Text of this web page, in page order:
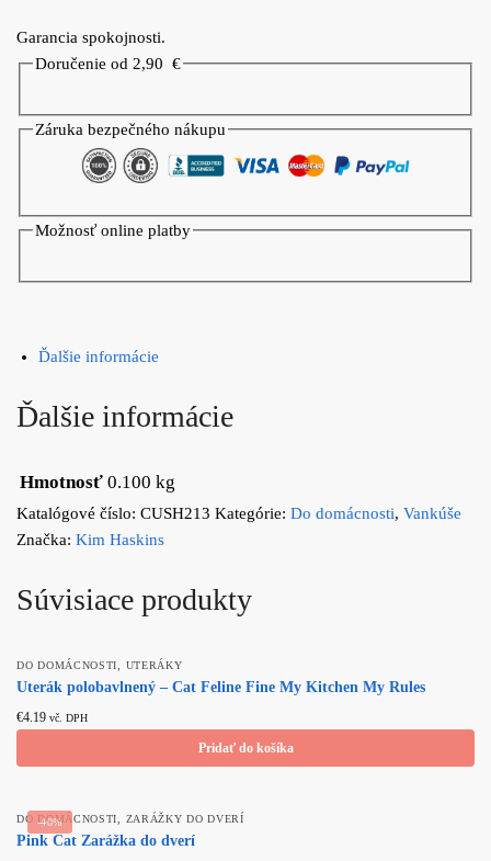
Garancia spokojnosti.
Doručenie od 2,90€
Záruka bezpečného nákupu
Možnosť online platby
Ďalšie informácie
Ďalšie informácie
Hmotnosť 0.100 kg
Katalógové číslo: CUSH213 Kategórie: Do domácnosti, Vankúše
Značka: Kim Haskins
Súvisiace produkty
DO DOMÁCNOSTI UTERÁKY
Uterák polobavlnený – Cat Feline Fine My Kitchen My Rules
€4.19 vč. DPH
Pridať do košíka
-40%
DO DOMÁCNOSTI ZARÁŽKY DO DVERÍ
Pink Cat Zarážka do dverí